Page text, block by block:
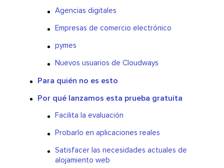
Agencias digitales
Empresas de comercio electrónico
pymes
Nuevos usuarios de Cloudways
Para quién no es esto
Por qué lanzamos esta prueba gratuita
Facilita la evaluación
Probarlo en aplicaciones reales
Satisfacer las necesidades actuales de
alojamiento web